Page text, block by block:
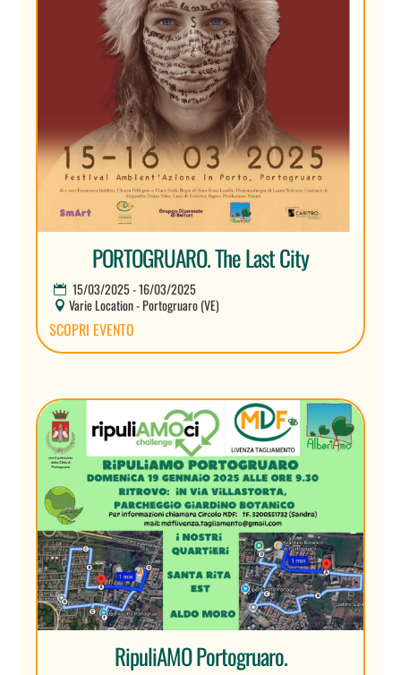
PORTOGRUARO. The Last City
15/03/2025 - 16/03/2025
Varie Location - Portogruaro (VE)
SCOPRI EVENTO
RipuliAMO Portogruaro.